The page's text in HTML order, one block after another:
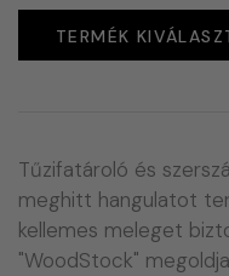
TERMÉK
Tűzifatároló és
meghitt hangulatot
kellemes meleget
"WoodStock"